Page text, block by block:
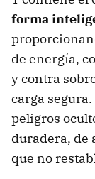
forma
de energía,
y contra
carga
peligros
duradera, de
que no